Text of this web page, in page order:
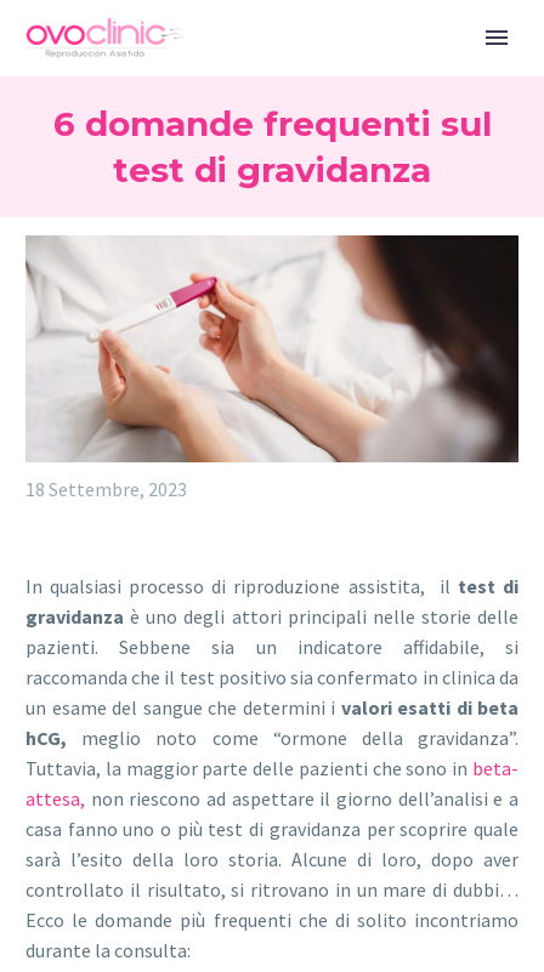
6 domande frequenti sul
test di gravidanza
18 Settembre, 2023
In qualsiasi processo di riproduzione assistita, il test di
gravidanza è uno degli attori principali nelle storie delle
pazienti. Sebbene sia un indicatore affidabile, si
raccomanda che il test positivo sia confermato in clinica da
un esame del sangue che determini i valori esatti di beta
hCG, meglio noto come “ormone della gravidanza”.
Tuttavia, la maggior parte delle pazienti che sono in beta-
attesa, non riescono ad aspettare il giorno dell’analisi e a
casa fanno uno o più test di gravidanza per scoprire quale
sarà l’esito della loro storia. Alcune di loro, dopo aver
controllato il risultato, si ritrovano in un mare di dubbi…
Ecco le domande più frequenti che di solito incontriamo
durante la consulta: